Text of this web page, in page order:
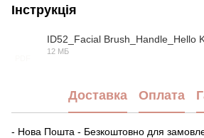
Інструкція
ID52_Facial Brush_Handle_Hello
12 МБ
Доставка Оплата
- Нова Пошта - Безкоштовно для